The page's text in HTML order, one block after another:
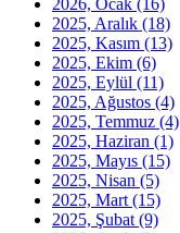
2026, Ocak (16)
2025, Aralık (18)
2025, Kasım (13)
2025, Ekim (6)
2025, Eylül (11)
2025, Ağustos (4)
2025, Temmuz (4)
2025, Haziran (1)
2025, Mayıs (15)
2025, Nisan (5)
2025, Mart (15)
2025, Şubat (9)